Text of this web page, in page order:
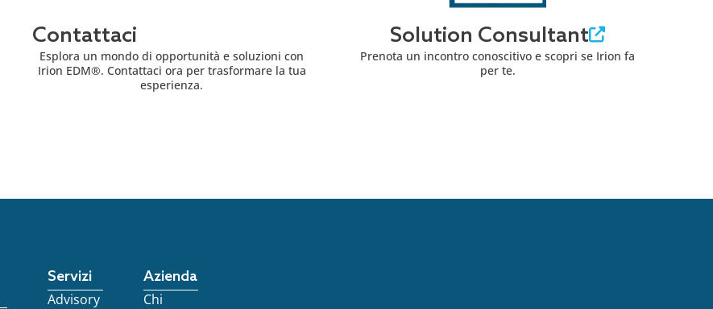
Contattaci
Esplora un mondo di opportunità e soluzioni con
Irion EDM®. Contattaci ora per trasformare la tua
esperienza.
Solution Consultant
Prenota un incontro conoscitivo e scopri se Irion fa
per te.
Servizi
Advisory
Azienda
Chi